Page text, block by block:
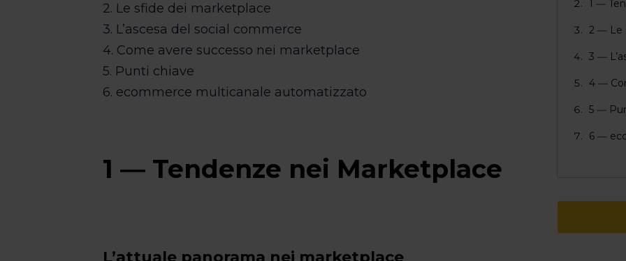
2. Le sfide dei marketplace
3. L’ascesa del social commerce
4. Come avere successo nei marketplace
5. Punti chiave
6. ecommerce multicanale automatizzato
1 ― Tendenze nei Marketplace
L’attuale panorama nei marketplace
1 ―
2 ― Le
3 ―
4 ―
5 ―
6 ―